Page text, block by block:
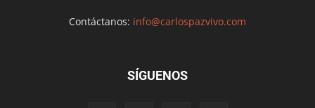
Contáctanos: info@carlospazvivo.com
SÍGUENOS